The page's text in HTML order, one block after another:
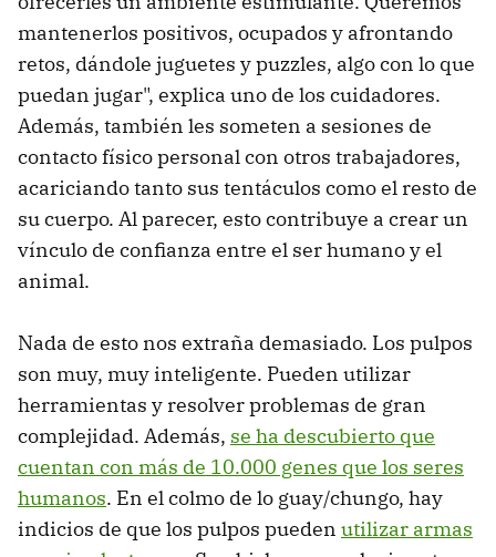
mantenerlos positivos, ocupados y afrontando
retos, dándole juguetes y puzzles, algo con lo que
puedan jugar", explica uno de los cuidadores.
Además, también les someten a sesiones de
contacto físico personal con otros trabajadores,
acariciando tanto sus tentáculos como el resto de
su cuerpo. Al parecer, esto contribuye a crear un
vínculo de confianza entre el ser humano y el
animal.
Nada de esto nos extraña demasiado. Los pulpos
son muy, muy inteligente. Pueden utilizar
herramientas y resolver problemas de gran
complejidad. Además, se ha descubierto que
cuentan con más de 10.000 genes que los seres
humanos. En el colmo de lo guay/chungo, hay
indicios de que los pulpos pueden utilizar armas